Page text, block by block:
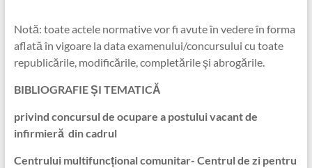
Notă: toate actele normative vor fi avute în vedere în forma
aflată în vigoare la data examenului/concursului cu toate
republicările, modificările, completările şi abrogările.
BIBLIOGRAFIE ȘI TEMATICĂ
privind concursul de ocupare a postului vacant de
infirmieră din cadrul
Centrului multifuncțional comunitar- Centrul de zi pentru